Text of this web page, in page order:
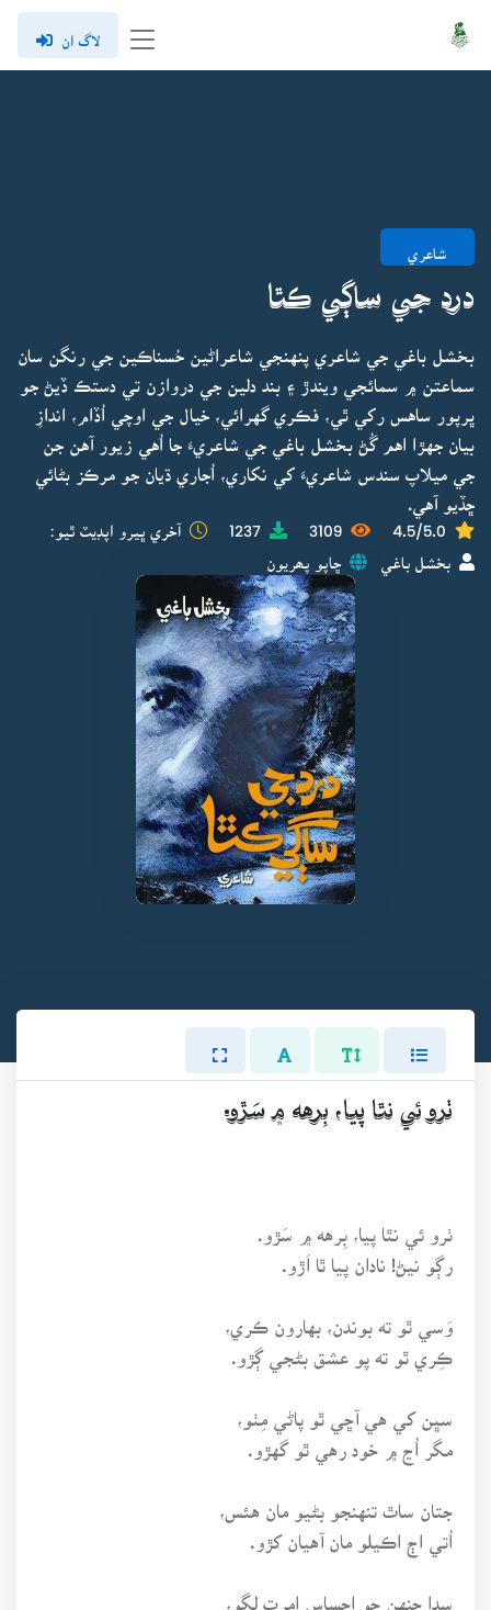
لاگ ان
شاعري
درد جي ساڳي ڪٿا
بخشل باغي جي شاعري پنهنجي شاعراڻين حُسناڪين جي رنگن سان
سماعتن ۾ سمائجي ويندڙ ۽ بند دلين جي دروازن تي دستڪ ڏيڻ جو
ڀرپور ساهس رکي ٿي، فڪري گهرائي، خيال جي اوچي اُڏام، اندازِ
بيان جهڙا اهم گُڻ بخشل باغي جي شاعريءَ جا اُهي زيور آهن جن
جي ميلاپ سندس شاعريءَ کي نکاري، اُجاري ڌيان جو مرڪز بڻائي
ڇڏيو آهي.
4.5/5.0
3109
1237 آخري ڀيرو اپڊيٽ ٿيو:
بخشل باغي ڇاپو پھريون
ٺرو ئي نٿا پيا، بِرهه ۾ سَڙو.
ٺرو ئي نٿا پيا، بِرهه ۾ سَڙو.
رڳو نيڻ! نادان پيا ٿا اَڙو.
وَسي ٿو ته بوندن، بهارون ڪري،
ڪِري ٿو ته پو عشق بڻجي ڳڙو.
سڀن کي هي آڇي ٿو پاڻي مِٺو،
مگر اُڃ ۾ خود رهي ٿو گهڙو.
جتان ساٿ تنهنجو بڻيو مان هئس،
اُتي اڄ اڪيلو مان آهيان کڙو.
سدا جنهن جو احساس امرت لڳو،